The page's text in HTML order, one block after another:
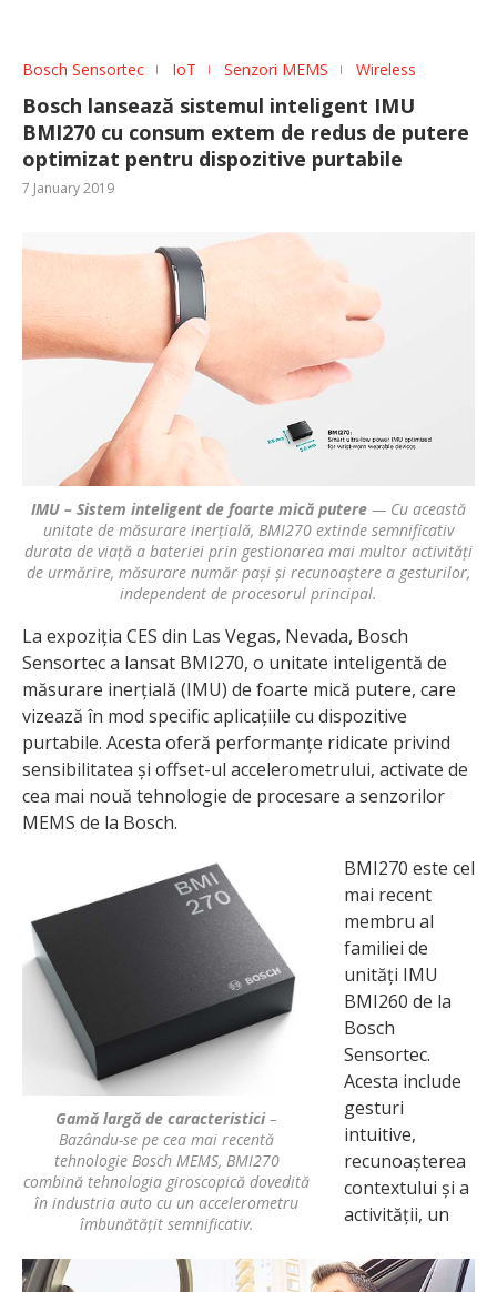
Bosch Sensortec IoT Senzori MEMS Wireless
Bosch lansează sistemul inteligent IMU
BMI270 cu consum extem de redus de putere
optimizat pentru dispozitive purtabile
7 January 2019
IMU – Sistem inteligent de foarte mică putere — Cu această
unitate de măsurare inerțială, BMI270 extinde semnificativ
durata de viață a bateriei prin gestionarea mai multor activități
de urmărire, măsurare număr pași și recunoaștere a gesturilor,
independent de procesorul principal.
La expoziția CES din Las Vegas, Nevada, Bosch
Sensortec a lansat BMI270, o unitate inteligentă de
măsurare inerțială (IMU) de foarte mică putere, care
vizează în mod specific aplicațiile cu dispozitive
purtabile. Acesta oferă performanțe ridicate privind
sensibilitatea și offset-ul accelerometrului, activate de
cea mai nouă tehnologie de procesare a senzorilor
MEMS de la Bosch.
Gamă largă de caracteristici–
Bazându-se pe cea mai recentă
tehnologie Bosch MEMS, BMI270
combină tehnologia giroscopică dovedită
în industria auto cu un accelerometru
îmbunătățit semnificativ.
BMI270 este cel
mai recent
membru al
familiei de
unități IMU
BMI260 de la
Bosch
Sensortec.
Acesta include
gesturi
intuitive,
recunoașterea
contextului și a
activității, un